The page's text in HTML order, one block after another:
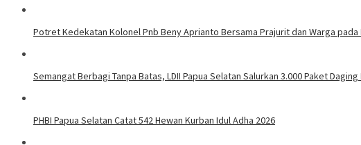
Potret Kedekatan Kolonel Pnb Beny Aprianto Bersama Prajurit dan Warga pada
​Semangat Berbagi Tanpa Batas, LDII Papua Selatan Salurkan 3.000 Paket Daging
PHBI Papua Selatan Catat 542 Hewan Kurban Idul Adha 2026